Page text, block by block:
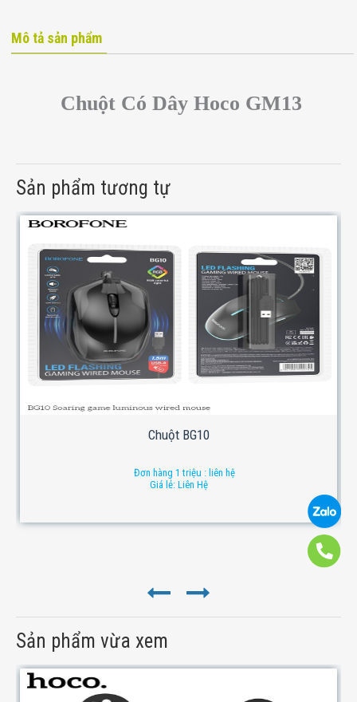
Mô tả sản phẩm
Chuột Có Dây Hoco GM13
Sản phẩm tương tự
Chuột BG10
Đơn hàng 1 triệu : liên hệ
Giá lẻ: Liên Hệ
Sản phẩm vừa xem